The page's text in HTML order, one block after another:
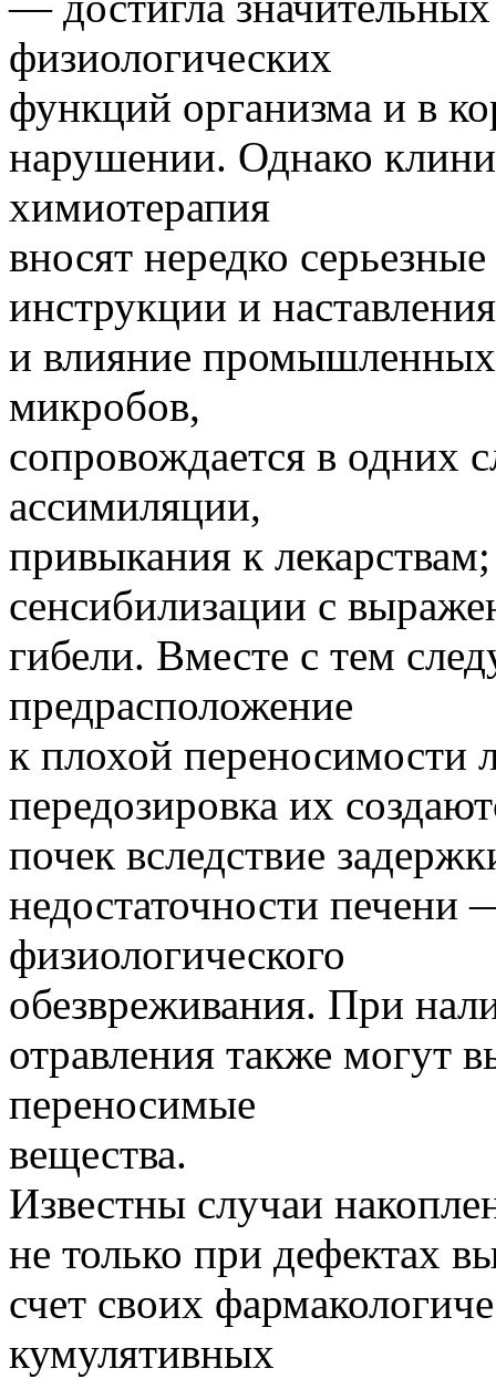
физиологических
функций организма и в
нарушении. Однако
химиотерапия
вносят нередко
инструкции и
и влияние промышленных
микробов,
сопровождается в одних
ассимиляции,
привыкания к
сенсибилизации с
гибели. Вместе с тем
предрасположение
к плохой переносимости
передозировка их
почек вследствие
недостаточности печени
физиологического
обезвреживания. При
отравления также могут
переносимые
вещества.
Известны случаи
не только при дефектах
счет своих
кумулятивных